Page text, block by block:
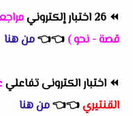
⏪ 26 اختبار إلكتروني
قصة - نحو ) 👈
👈من هنا
⏪ اختبار الكترونى تفاعلي
القنتيري👈
👈من هنا